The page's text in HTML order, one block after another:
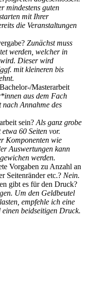
mindestens guten
mit Ihrer
die Veranstaltungen
Zunächst muss
werden, welcher in
Dieser wird
mit kleineren bis
Masterarbeit
aus dem Fach
Annahme des
sein? Als ganz grobe
60 Seiten vor.
Komponenten wie
Auswertungen kann
werden.
Vorgaben zu Anzahl an
Seitenränder etc.? Nein.
gibt es für den Druck?
Um den Geldbeutel
empfehle ich eine
beidseitigen Druck.